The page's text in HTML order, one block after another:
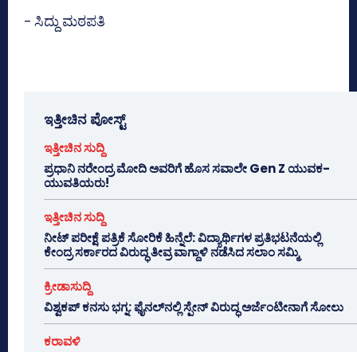
– ಸಿದ್ದು ಮಠಪತಿ
ಇತ್ತೀಚಿನ ಪೋಸ್ಟ್
ಇತ್ತೀಚಿನ ಸುದ್ದಿ
ಪ್ರಧಾನಿ ನರೇಂದ್ರ ಮೋದಿ ಅವರಿಗೆ ಹೊಸ ಸವಾಲೇ Gen Z ಯುವಕ-
ಯುವತಿಯರು!
ಇತ್ತೀಚಿನ ಸುದ್ದಿ
ನೀಟ್ ಪರೀಕ್ಷೆ ಪತ್ರಿಕೆ ಸೋರಿಕೆ ಹಿನ್ನೆಲೆ: ವಿದ್ಯಾರ್ಥಿಗಳ ಪ್ರತಿಭಟನೆಯಲ್ಲಿ
ಕೇಂದ್ರ ಸರ್ಕಾರದ ವಿರುದ್ಧ ತೀವ್ರ ವಾಗ್ದಾಳಿ ನಡೆಸಿದ ಸಲಾಂ ಸಮ್ಮಿ
ಕ್ರೀಡಾಸುದ್ದಿ
ವಿಶ್ವಕಪ್ ಕನಸು ಭಗ್ನ: ಫೈನಲ್‌ನಲ್ಲಿ ಸ್ಪೇನ್ ವಿರುದ್ಧ ಅರ್ಜೆಂಟೀನಾಗೆ ಸೋಲು
ಕರಾವಳಿ